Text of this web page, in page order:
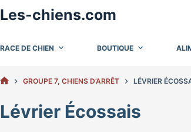
Passer
au
Les-chiens.com
RACE DE CHIEN BOUTIQUE
GROUPE 7, CHIENS D’ARRÊT LÉVRIER
Lévrier Écossais